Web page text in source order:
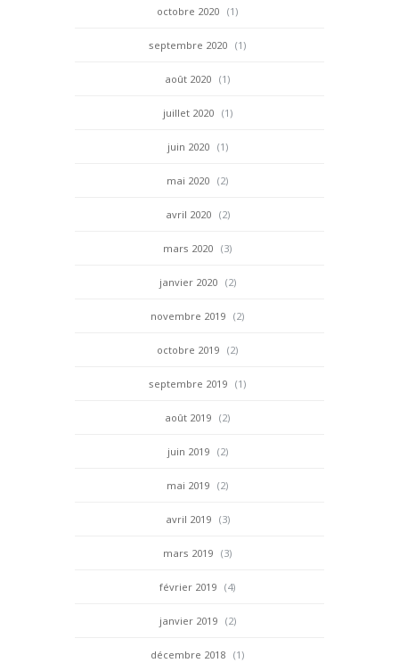
octobre 2020 (1)
septembre 2020 (1)
août 2020 (1)
juillet 2020 (1)
juin 2020 (1)
mai 2020 (2)
avril 2020 (2)
mars 2020 (3)
janvier 2020 (2)
novembre 2019 (2)
octobre 2019 (2)
septembre 2019 (1)
août 2019 (2)
juin 2019 (2)
mai 2019 (2)
avril 2019 (3)
mars 2019 (3)
février 2019 (4)
janvier 2019 (2)
décembre 2018 (1)